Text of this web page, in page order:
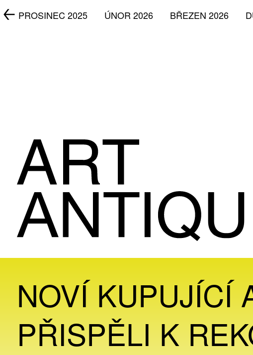
BŘEZEN 2026
ÚNOR 2026
PROSINEC 2025
NOVÍ KUPUJÍCÍ
PŘISPĚLI K